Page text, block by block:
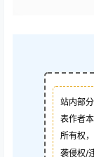
站内部
表作者
所有权
袭侵权/